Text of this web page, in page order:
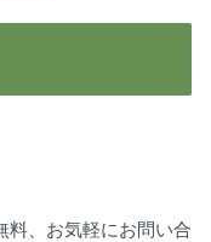
料、お気軽にお問い合